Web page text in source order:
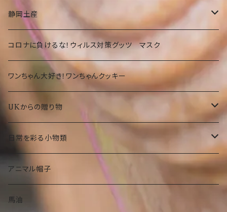
カバン
Tシャツ
タオル
静岡
部活
期間限定
沖縄限定 ゆきお
部活ゆきお
お守りゆきお
水族館もけけ
お菓子・食品
洋菓子
和菓子
Tシャツ
大仏グッツ
静岡土産
お菓子・食品
洋菓子
和菓子
プリザーブドフラワー
名画、絵画アート小物
傘
トートバック
コロナに負けるな！ウィルス対策グッツ マスク
ワンちゃん大好き！ワンちゃんクッキー
UKからの贈り物
お菓子
食品
ぬいぐるみ
ピーターラビット
タオル
名画、絵画小物
日常を彩る小物類
マグネット
フラワーベース（花瓶）
アニマル帽子
馬油